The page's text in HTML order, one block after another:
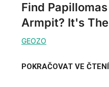
Find
Armpit? It's